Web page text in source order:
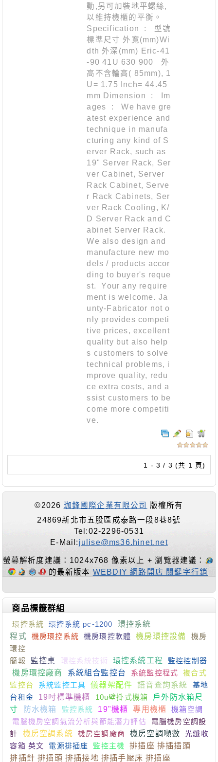
動,另可加裝地平螺絲,
以維持機櫃的平衡。
Specification : 型號
標準尺寸 外寬(mm)Wi
dth 外深(mm) Eric-41
-90 41U 630 900 外
高不含輪高( 85mm), 1
U= 1.75 Inch= 44.45
mm Dimension : Im
ages : We have gre
atest experience and
technique in manufa
cturing any kind of S
erver Rack, such as
19" Server Rack, Ser
ver Cabinet, Server
Rack Cabinet, Serve
r Rack Cabinets, Ser
ver Rack Cooling, K/
D Server Rack and C
abinet Server Rack.
We also design and
manufacture new mo
dels / products accor
ding to buyer's reque
st. Your any require
ment is welcome. Ja
unty-Fabricator not o
nly provides competi
tive prices, excellent
quality but also help
s customers to solve
technical problems, i
mprove quality, redu
ce extra costs, and a
ssist customers to be
come more competiti
ve.
1 - 3 / 3 (共 1 頁)
©2026 珈鋒國際企業有限公司
版權所有
24869新北市五股區成泰路一段8巷8號
Tel:02-2296-0531
E-Mail: julise@ms36.hinet.net
螢幕解析度建議：1024x768 像素以上 + 瀏覽器建議：
的最新版本 WEBDIY 網路開店 關鍵字行銷
商品標籤群組
環控系統 環控系統 pc-1200
環控系統
程式
機房環控系統 機房環控軟體 機房環控設備
機房
環控
簡報
監控桌 環控系統技術 環控系統工程
監控控制器
機房環控廠商
系統組合監控台 系統監控程式
複合式
監控台
系統監控工具 儀器架配件 語音查詢系統
基地
台租金
19吋標準機櫃 10u壁掛式機箱
戶外防水箱尺
寸
防水機箱 監控系統 19"機櫃 專用機櫃
機箱空調
電腦機房空調氣流分析與節能潛力評估
電腦機房空調設
計
機房空調系統 機房空調廠商 機房空調噸數
光纖收
容箱 英文
電源排插座 監控主機
排插座 排插插頭
排插針 排插頭 排插接地 排插手壓床 排插座